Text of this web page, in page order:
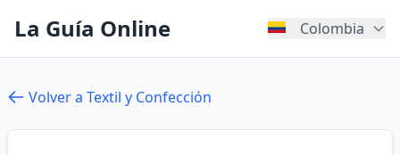
La Guía Online Colombia
Volver a Textil y Confección